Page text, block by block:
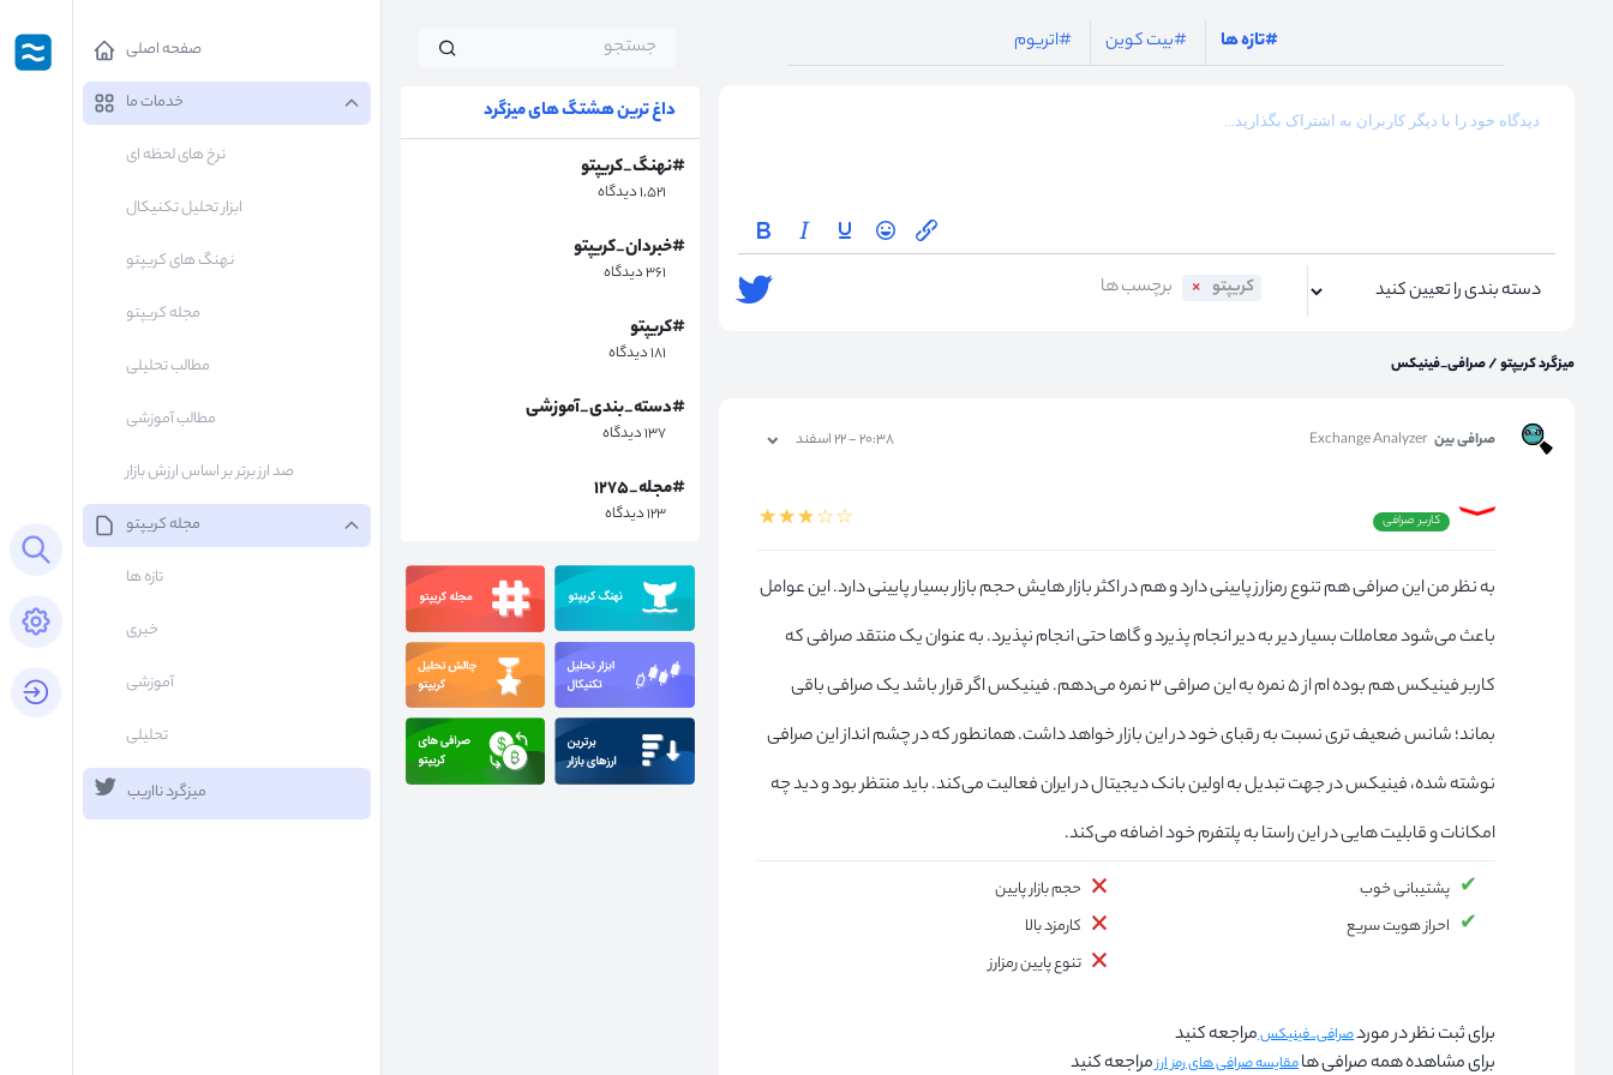
Open search panel
Open settings panel
login button
صفحه اصلی
خدمات ما
نرخ های لحظه ای
ابزار تحلیل تکنیکال
نهنگ های کریپتو
مجله کریپتو
مطالب تحلیلی
مطالب آموزشی
صد ارز برتر بر اساس ارزش بازار
مجله کریپتو
تازه ها
خبری
آموزشی
تحلیلی
میزگرد نااریب
#تازه ها #بیت کوین #اتریوم
کریپتو
میزگرد کریپتو/صرافی_فینیکس
صرافی بین Exchange Analyzer ۲۰:۳۸ - ۲۲ اسفند
کاربر صرافی
به نظر من این صرافی هم تنوع رمزارز پایینی دارد و هم در اکثر بازار هایش حجم بازار بسیار پایینی دارد. این عوامل
باعث می‌شود معاملات بسیار دیر به دیر انجام پذیرد و گاها حتی انجام نپذیرد. به عنوان یک منتقد صرافی که
کاربر فینیکس هم بوده ام از ۵ نمره به این صرافی ۳ نمره می‌دهم. فینیکس اگر قرار باشد یک صرافی باقی
بماند؛ شانس ضعیف تری نسبت به رقبای خود در این بازار خواهد داشت. همانطور که در چشم انداز این صرافی
نوشته شده، فینیکس در جهت تبدیل به اولین بانک دیجیتال در ایران فعالیت می‌کند. باید منتظر بود و دید چه
امکانات و قابلیت هایی در این راستا به پلتفرم خود اضافه می‌کند.
پشتیبانی خوب
احراز هویت سریع
حجم بازار پایین
کارمزد بالا
تنوع پایین رمزارز
برای ثبت نظر در موردصرافی_فینیکسمراجعه کنید
برای مشاهده همه صرافی هامقایسه صرافی های رمز ارزمراجعه کنید
داغ ترین هشتگ های میزگرد
#نهنگ_کریپتو
۱,۵۲۱ دیدگاه
#خبردان_کریپتو
۳۶۱ دیدگاه
#کریپتو
۱۸۱ دیدگاه
#دسته_بندی_آموزشی
۱۳۷ دیدگاه
#مجله_۱۲۷۵
۱۲۳ دیدگاه